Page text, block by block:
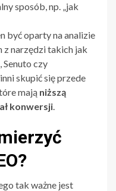
sposób, np. „jak
być oparty na analizie
z narzędzi takich jak
Senuto czy
skupić się przede
mają niższą
konwersji.
tak ważne jest